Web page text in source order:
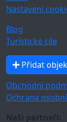
Nastavení
Blog
Turistické cíle
Přidat
Obchodní
Ochrana
Naši partneři: